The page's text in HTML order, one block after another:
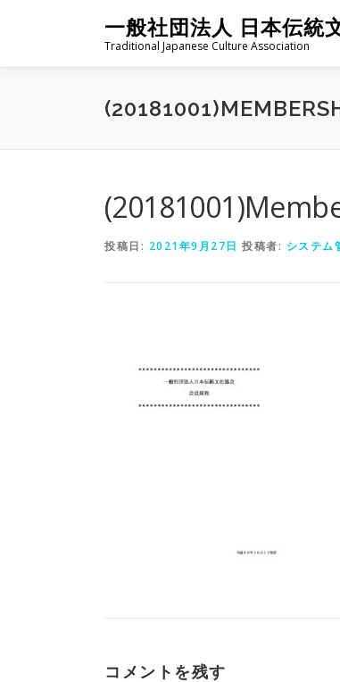
ン
一般社団法人 日本伝統
Traditional Japanese Culture Association
投稿日: 2021年9月27日 投稿者: システム
コメントを残す